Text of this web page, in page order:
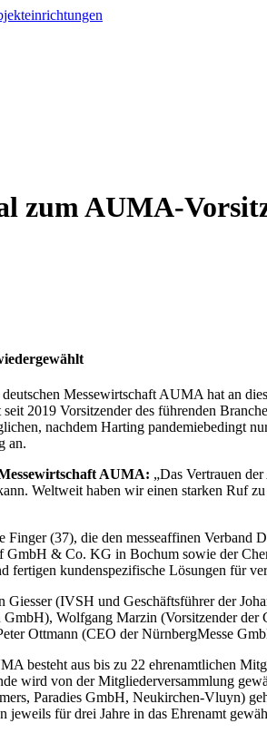
zum AUMA-
Messewirtschaft AUMA hat an
2019 Vorsitzender des führenden
nachdem Harting pandemiebedingt
an.
AUMA: „Das Vertrauen
Weltweit haben wir einen starken Ruf
(37), die den messeaffinen
GmbH & Co. KG in Bochum sowie der
kundenspezifische Lösungen für
(IVSH und Geschäftsführer der
Wolfgang Marzin (Vorsitzender
Ottmann (CEO der NürnbergMesse
besteht aus bis zu 22 ehrenamtlichen
wird von der Mitgliederversammlung
Paradies GmbH, Neukirchen-Vluyn)
jeweils für drei Jahre in das Ehrenamt